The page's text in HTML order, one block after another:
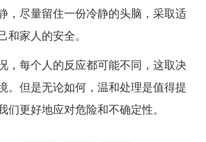
，尽量留住一份冷静的头脑，采取适
家人的安全。
，每个人的反应都可能不同，这取决
。但是无论如何，温和处理是值得提
们更好地应对危险和不确定性。